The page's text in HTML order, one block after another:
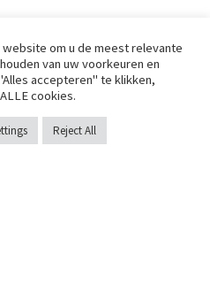
om u de meest relevante
van uw voorkeuren en
accepteren" te klikken,
cookies.
Reject All